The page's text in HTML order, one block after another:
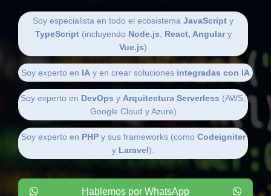
Soy especialista en todo el ecosistema JavaScript y
TypeScript(incluyendo Node.js React, Angulary
Vue.js)
Soy experto en IA y en crear soluciones integradas con IA
Soy experto en DevOps y Arquitectura Serverless (AWS,
Google Cloud y Azure)
Soy experto en PHPy sus frameworks (como Codeigniter
y Laravel).
Hablemos por WhatsApp